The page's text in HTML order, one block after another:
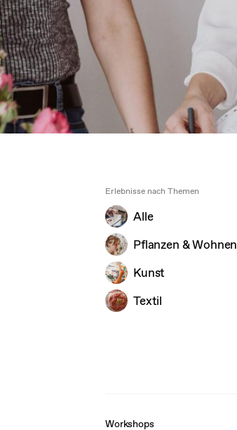
Erlebnisse nach Themen
Alle
Pflanzen & Wohnen
Kunst
Textil
Workshops